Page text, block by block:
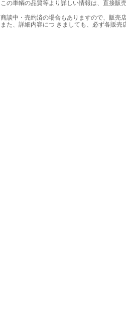
この車輌の品質等より詳しい情報は、直接販
商談中・売約済の場合もありますので、販売
また、詳細内容につ きましても、必ず各販売